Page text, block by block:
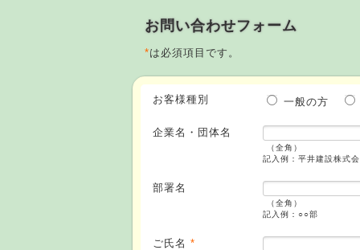
お問い合わせフォーム
*は必須項目です。
お客様種別 一般の方
企業名・団体名
（全角）
記入例：平井建設株式
部署名
（全角）
記入例：○○部
ご氏名 *